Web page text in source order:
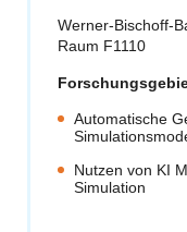
Werner-Bischoff-
Raum F1110
Automatische
Nutzen von KI
Simulation